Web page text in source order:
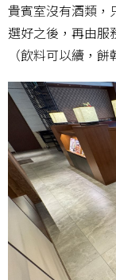
貴賓室沒有酒類，
選好之後，再由服
（飲料可以續，餅